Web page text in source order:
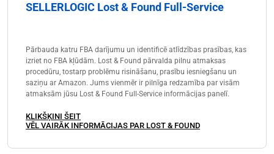
SELLERLOGIC Lost & Found Full-Service
Pārbauda katru FBA darījumu un identificē atlīdzības prasības, kas
izriet no FBA kļūdām. Lost & Found pārvalda pilnu atmaksas
procedūru, tostarp problēmu risināšanu, prasību iesniegšanu un
saziņu ar Amazon. Jums vienmēr ir pilnīga redzamība par visām
atmaksām jūsu Lost & Found Full-Service informācijas panelī.
KLIKŠĶINI ŠEIT
VĒL VAIRĀK INFORMĀCIJAS PAR LOST & FOUND